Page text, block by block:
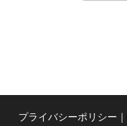
プライバシーポリシー ｜